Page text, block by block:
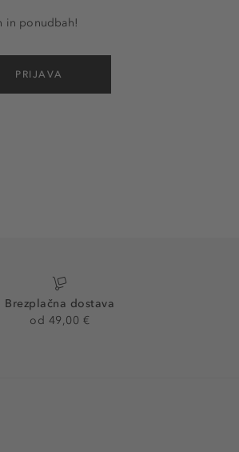
in ponudbah!
PRIJAVA
Brezplačna dostava
od 49,00 €